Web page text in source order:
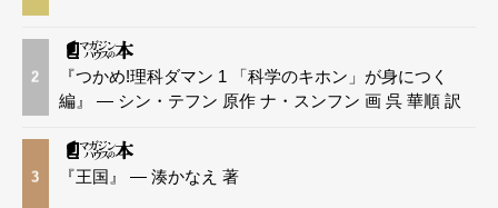
2
『つかめ!理科ダマン 1 「科学のキホン」が身につく
編』 — シン・テフン 原作 ナ・スンフン 画 呉 華順 訳
3 『王国』 — 湊かなえ 著